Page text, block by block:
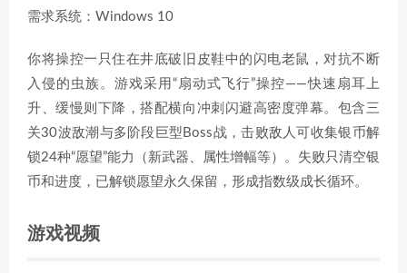
需求系统：Windows 10
你将操控一只住在井底破旧皮鞋中的闪电老鼠，对抗不断
入侵的虫族。游戏采用“扇动式飞行”操控——快速扇耳上
升、缓慢则下降，搭配横向冲刺闪避高密度弹幕。包含三
关30波敌潮与多阶段巨型Boss战，击败敌人可收集银币解
锁24种“愿望”能力（新武器、属性增幅等）。失败只清空银
币和进度，已解锁愿望永久保留，形成指数级成长循环。
游戏视频